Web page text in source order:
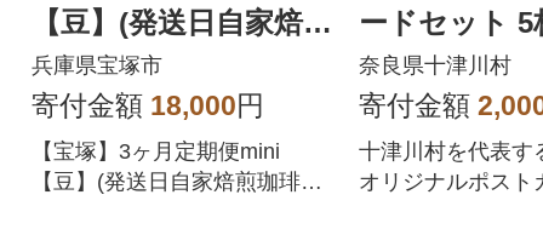
【豆】(発送日自家焙煎
珈琲豆・全6種 計600g)
全3回
兵庫県宝塚市
寄付金額 18,000円
【宝塚】3ヶ月定期便mini
【豆】(発送日自家焙煎珈琲
ードセット
観光名所
奈良県十津川村
寄付金額
十津川村を代表す
オリジナルポスト